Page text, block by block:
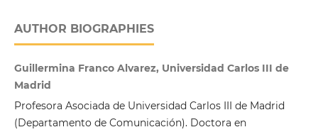
AUTHOR BIOGRAPHIES
Guillermina Franco Alvarez, Universidad Carlos III de
Madrid
Profesora Asociada de Universidad Carlos III de Madrid
(Departamento de Comunicación). Doctora en